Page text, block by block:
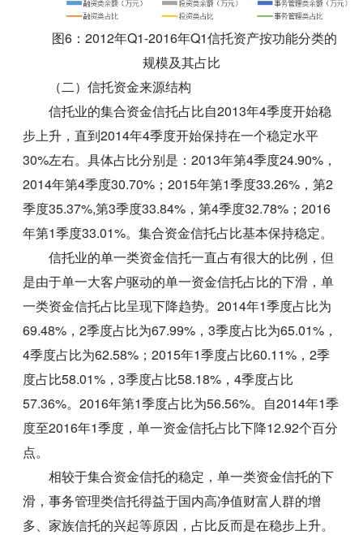
图6：2012年Q1-2016年Q1信托资产按功能分类的
规模及其占比
（二）信托资金来源结构
信托业的集合资金信托占比自2013年4季度开始稳
步上升，直到2014年4季度开始保持在一个稳定水平
30%左右。具体占比分别是：2013年第4季度24.90%，
2014年第4季度30.70%；2015年第1季度33.26%，第2
季度35.37%,第3季度33.84%，第4季度32.78%；2016
年第1季度33.01%。集合资金信托占比基本保持稳定。
信托业的单一类资金信托一直占有很大的比例，但
是由于单一大客户驱动的单一资金信托占比的下滑，单
一类资金信托占比呈现下降趋势。2014年1季度占比为
69.48%，2季度占比为67.99%，3季度占比为65.01%，
4季度占比为62.58%；2015年1季度占比60.11%，2季
度占比58.01%，3季度占比58.18%，4季度占比
57.36%。2016年第1季度占比为56.56%。自2014年1季
度至2016年1季度，单一资金信托占比下降12.92个百分
点。
相较于集合资金信托的稳定，单一类资金信托的下
滑，事务管理类信托得益于国内高净值财富人群的增
多、家族信托的兴起等原因，占比反而是在稳步上升。